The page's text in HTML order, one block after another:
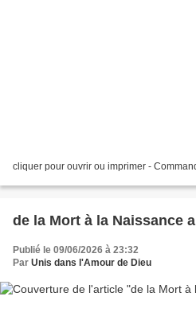
cliquer pour ouvrir ou imprimer -
de la Mort à la Naissance
Publié le 09/06/2026 à 23:32
Par Unis dans l'Amour de Dieu